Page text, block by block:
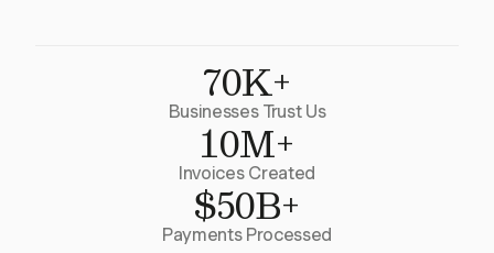
70K+
Businesses Trust Us
10M+
Invoices Created
$50B+
Payments Processed